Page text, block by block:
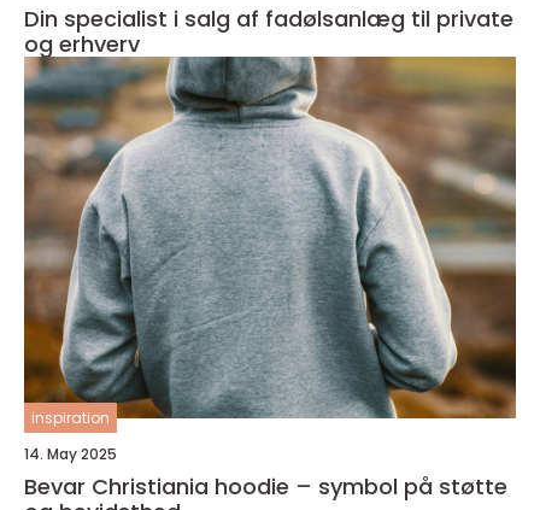
Din specialist i salg af fadølsanlæg til private
og erhverv
inspiration
14. May 2025
Bevar Christiania hoodie – symbol på støtte